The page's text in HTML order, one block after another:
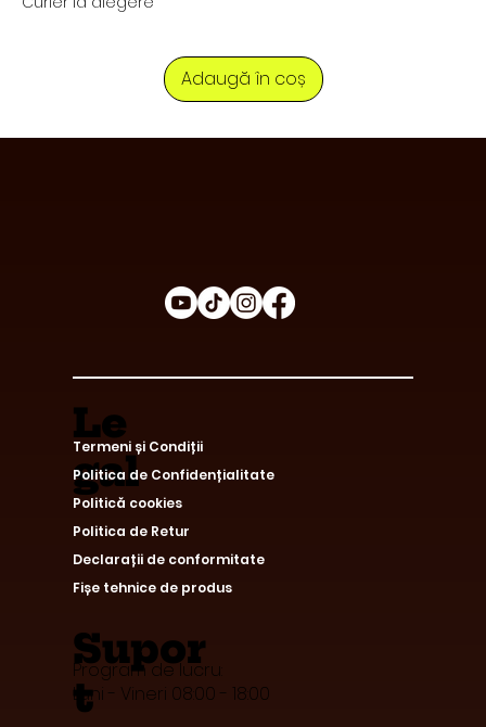
Adaugă în coș
Le
gal
Supor
t
Program de lucru:
Luni - Vineri 08:00 - 18:00
Termeni și Condiții
Politica de Confidențialitate
Politică cookies
Politica de Retur
Declarații de conformitate
Fișe tehnice de produs